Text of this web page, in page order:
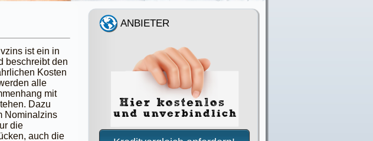
ist ein in
beschreibt den
Kosten
alle
mit
Dazu
Nominalzins
die
auch die
ANBIETER